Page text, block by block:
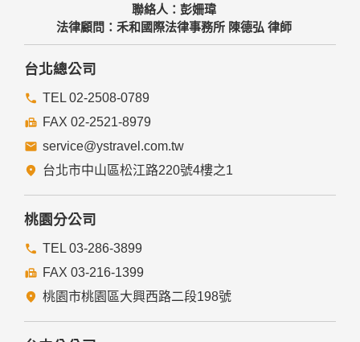
聯絡人：彭姍瑋
法律顧問：禾和國際法律事務所 陳德弘 律師
台北總公司
TEL 02-2508-0789
FAX 02-2521-8979
service@ystravel.com.tw
台北市中山區松江路220號4樓之1
桃園分公司
TEL 03-286-3899
FAX 03-216-1399
桃園市桃園區大興西路二段198號